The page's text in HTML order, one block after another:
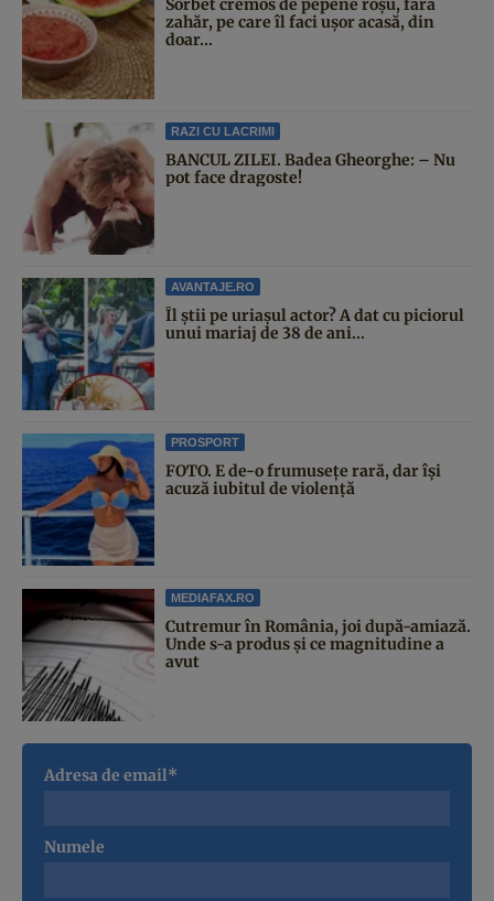
Sorbet cremos de pepene roșu, fără
zahăr, pe care îl faci ușor acasă, din
doar...
RAZI CU LACRIMI
BANCUL ZILEI. Badea Gheorghe: – Nu
pot face dragoste!
AVANTAJE.RO
Îl știi pe uriașul actor? A dat cu piciorul
unui mariaj de 38 de ani...
PROSPORT
FOTO. E de-o frumusețe rară, dar își
acuză iubitul de violență
MEDIAFAX.RO
Cutremur în România, joi după-amiază.
Unde s-a produs și ce magnitudine a
avut
Adresa de email*
Numele